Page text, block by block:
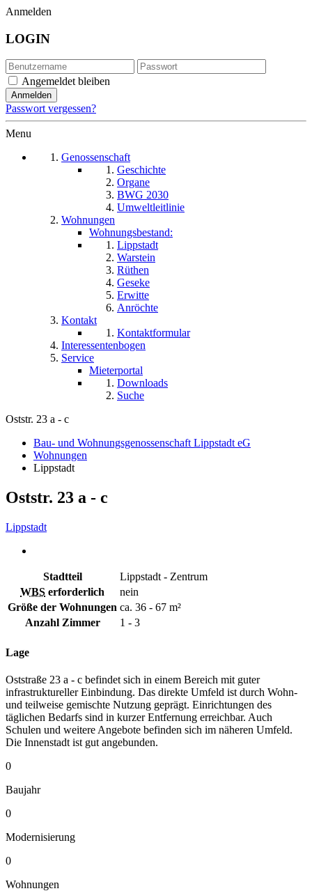
Anmelden
LOGIN
Angemeldet bleiben
Passwort vergessen?
Menu
Genossenschaft
Geschichte
Organe
BWG 2030
Umweltleitlinie
Wohnungen
Wohnungsbestand:
Lippstadt
Warstein
Rüthen
Geseke
Erwitte
Anröchte
Kontakt
Kontaktformular
Interessentenbogen
Service
Mieterportal
Downloads
Suche
Oststr. 23 a - c
Bau- und Wohnungsgenossenschaft Lippstadt eG
Wohnungen
Lippstadt
Oststr. 23 a - c
Lippstadt
Stadtteil
Lippstadt - Zentrum
WBS erforderlich
nein
Größe der Wohnungen ca. 36 - 67 m²
Anzahl Zimmer
1 - 3
Lage
Oststraße 23 a - c befindet sich in einem Bereich mit guter
infrastruktureller Einbindung. Das direkte Umfeld ist durch Wohn-
und teilweise gemischte Nutzung geprägt. Einrichtungen des
täglichen Bedarfs sind in kurzer Entfernung erreichbar. Auch
Schulen und weitere Angebote befinden sich im näheren Umfeld.
Die Innenstadt ist gut angebunden.
0
Baujahr
0
Modernisierung
0
Wohnungen